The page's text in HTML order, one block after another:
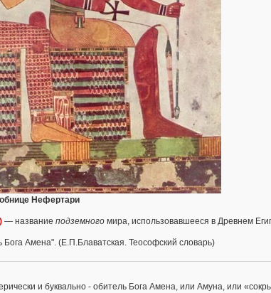
Нефертари
— название подземногомира, использовавшееся в Древнем
Амена". (Е.П.Блаватская. Теософский словарь)
и буквально - обитель Бога Амена, или Амуна, или